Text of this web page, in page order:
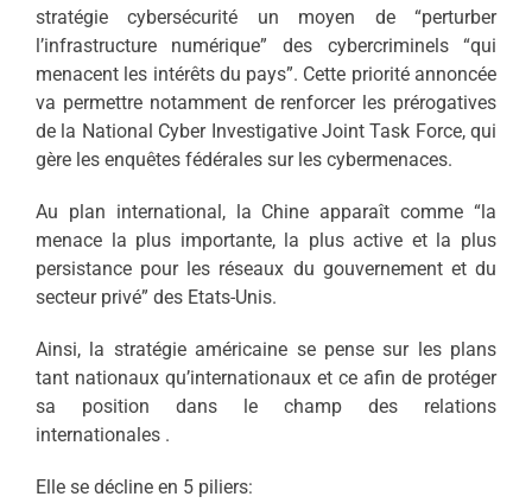
stratégie cybersécurité un moyen de “perturber
l’infrastructure numérique” des cybercriminels “qui
menacent les intérêts du pays”. Cette priorité annoncée
va permettre notamment de renforcer les prérogatives
de la National Cyber Investigative Joint Task Force, qui
gère les enquêtes fédérales sur les cybermenaces.
Au plan international, la Chine apparaît comme “la
menace la plus importante, la plus active et la plus
persistance pour les réseaux du gouvernement et du
secteur privé” des Etats-Unis.
Ainsi, la stratégie américaine se pense sur les plans
tant nationaux qu’internationaux et ce afin de protéger
sa position dans le champ des relations
internationales .
Elle se décline en 5 piliers: